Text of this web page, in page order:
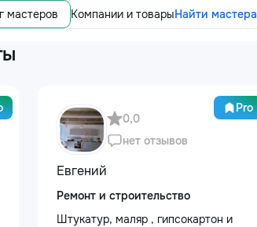
мастеров Компании и товарыНайти мастера
Pro
0,0
нет отзывов
Евгений
Ремонт и строительство
Штукатур, маляр , гипсокартон и